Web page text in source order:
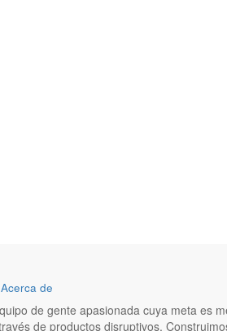
Acerca de
de gente apasionada cuya meta es
de productos disruptivos.